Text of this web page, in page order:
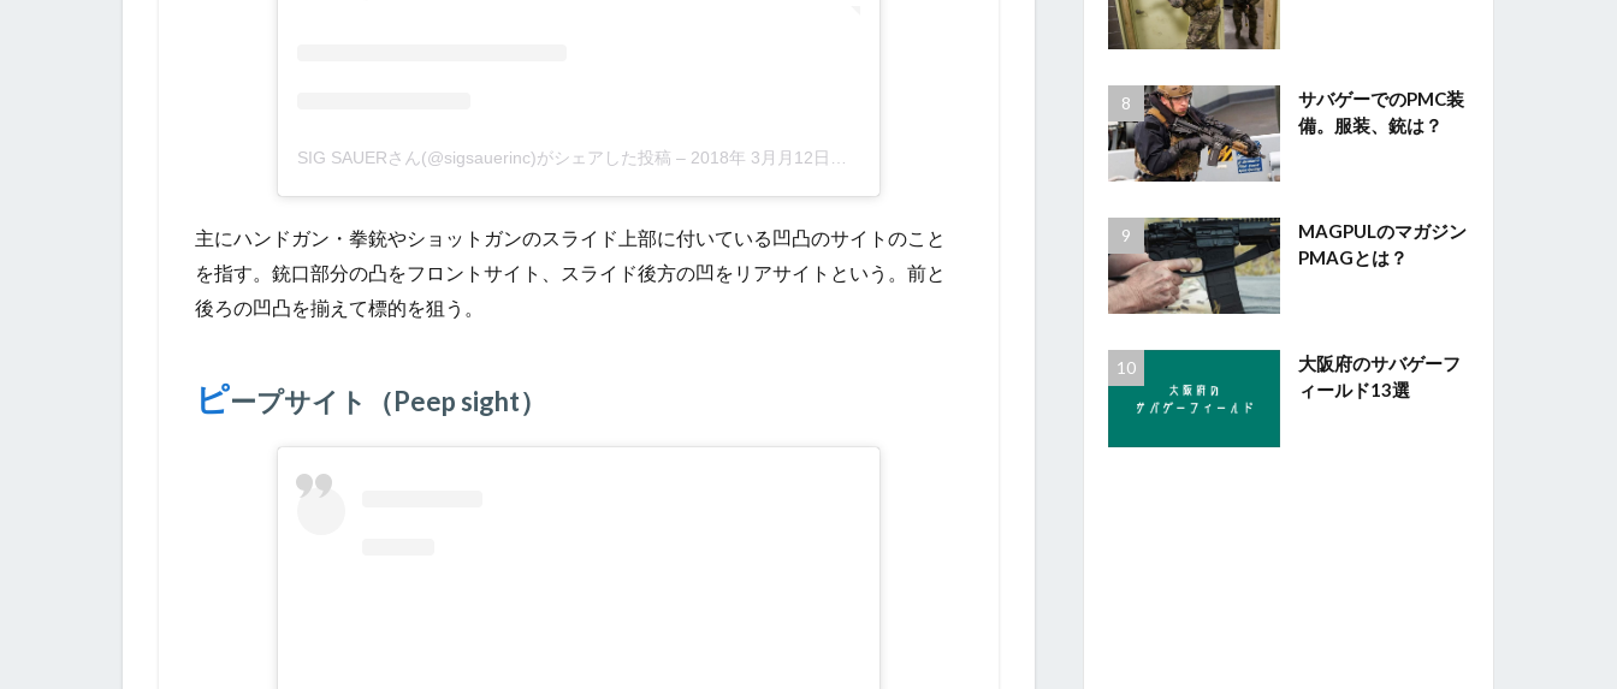
SIG SAUERさん(@sigsauerinc)がシェアした投稿 – 2018年 3月月12日午前5時07分PDT
主にハンドガン・拳銃やショットガンのスライド上部に付いている凹凸のサイトのこと
を指す。銃口部分の凸をフロントサイト、スライド後方の凹をリアサイトという。前と
後ろの凹凸を揃えて標的を狙う。
ピープサイト（Peep sight）
サバゲーでのPMC装
備。服装、銃は？
MAGPULのマガジン
PMAGとは？
大阪府のサバゲーフ
ィールド13選